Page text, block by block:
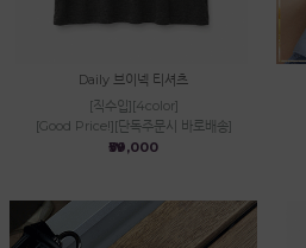
Daily 브이넥 티셔츠
[직수입][4color]
[Good Price!][단독주문시 바로배송]
₩39,000